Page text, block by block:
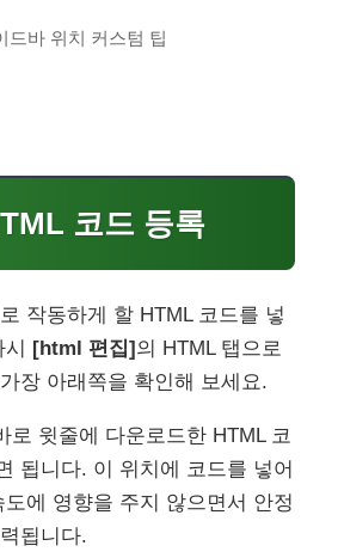
드바 위치 커스텀 팁
코드 등록
작동하게 할 HTML 코드를 넣
[html 편집]의 HTML 탭으로
장 아래쪽을 확인해 보세요.
로 윗줄에 다운로드한 HTML 코
됩니다. 이 위치에 코드를 넣어
에 영향을 주지 않으면서 안정
됩니다.